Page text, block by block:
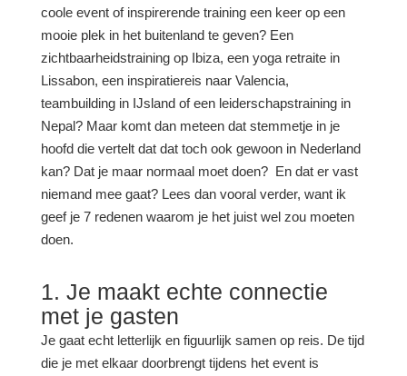
coole event of inspirerende training een keer op een
mooie plek in het buitenland te geven? Een
zichtbaarheidstraining op Ibiza, een yoga retraite in
Lissabon, een inspiratiereis naar Valencia,
teambuilding in IJsland of een leiderschapstraining in
Nepal? Maar komt dan meteen dat stemmetje in je
hoofd die vertelt dat dat toch ook gewoon in Nederland
kan? Dat je maar normaal moet doen? En dat er vast
niemand mee gaat? Lees dan vooral verder, want ik
geef je 7 redenen waarom je het juist wel zou moeten
doen.
1. Je maakt echte connectie
met je gasten
Je gaat echt letterlijk en figuurlijk samen op reis. De tijd
die je met elkaar doorbrengt tijdens het event is